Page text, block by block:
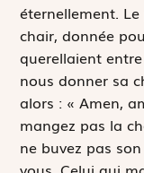
éternellement.
chair, donnée
querellaient
nous donner sa
alors : « Amen,
mangez pas la
ne buvez pas